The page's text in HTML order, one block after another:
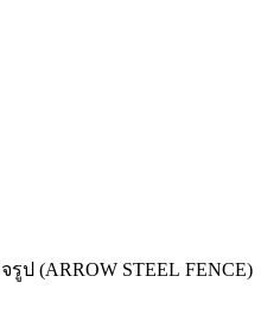
รูป (ARROW STEEL FENCE)